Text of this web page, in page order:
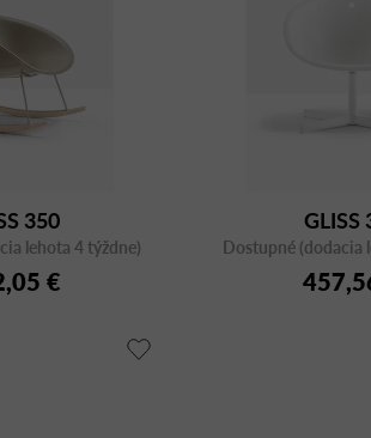
350
lehota 4 týždne)
€
GLISS
Dostupné (dodacia